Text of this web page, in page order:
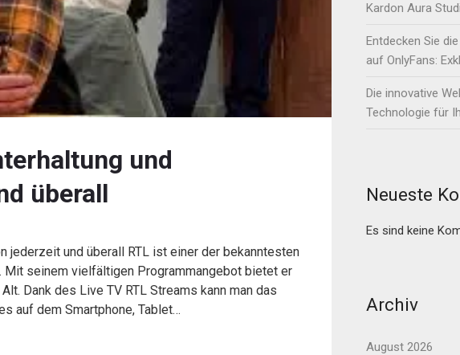
und
überall
jederzeit und überall RTL ist einer der bekanntesten
seinem vielfältigen Programmangebot bietet er
Dank des Live TV RTL Streams kann man das
auf dem Smartphone, Tablet…
Kardon Aura
Entdecken Sie
auf OnlyFans:
Die innovative
Technologie für
Neueste
Es sind keine
Archiv
August 2026